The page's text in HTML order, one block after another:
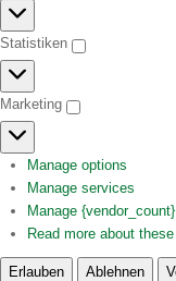
Vorlieben
Statistiken
Statistiken
Marketing
Marketing
Manage options
Manage services
Manage
Read more about
Erlauben Ablehnen